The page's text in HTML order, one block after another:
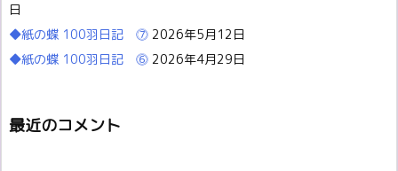
日
◆紙の蝶 100羽日記 ⓻ 2026年5月12日
◆紙の蝶 100羽日記 ⓺ 2026年4月29日
最近のコメント